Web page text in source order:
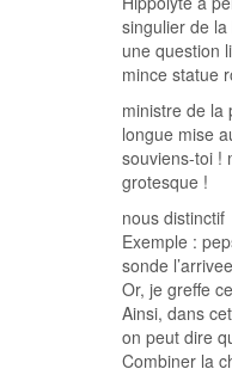
singulier de
une question
mince statue
ministre de la
longue mise
souviens-toi !
grotesque !
nous distinctif
Exemple :
sonde
Or, je greffe
Ainsi, dans
on peut dire
Combiner la